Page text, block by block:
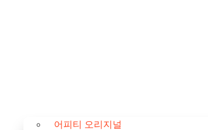
어피티 오리지널